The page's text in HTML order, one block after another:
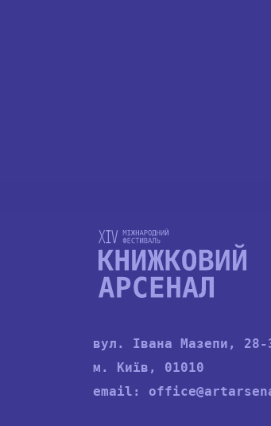
вул. Івана Мазепи, 28-
м. Київ, 01010
email: